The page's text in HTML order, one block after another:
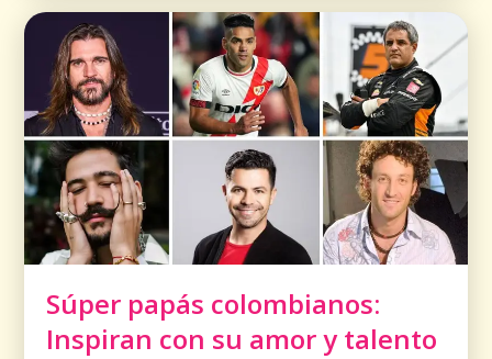
Súper papás colombianos:
Inspiran con su amor y talento